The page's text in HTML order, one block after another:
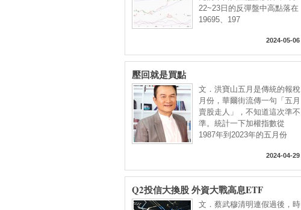
22~23日的反彈盤中高點落在
19695、197
2024-05-06
壓回就是買點
文．洪寶山五月是傳統的報稅
月份，華爾街流傳一句「五月
賣股走人」，不知道這次準不
準。統計一下加權指數從
1987年到2023年的五月份
2024-04-29
Q2投信大換股 外資大戰高息ETF
文．蔡武穆清明連假過後，時